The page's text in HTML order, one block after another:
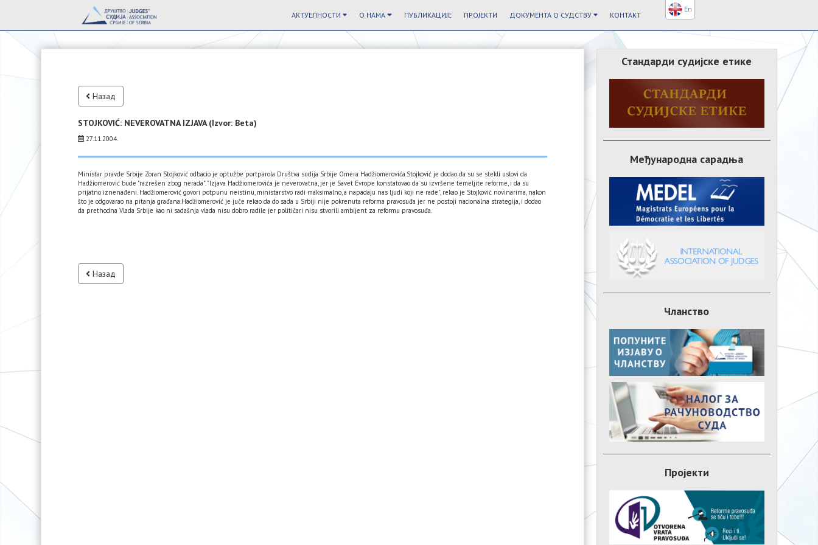
АКТУЕЛНОСТИ О НАМА ПУБЛИКАЦИЈЕ ПРОЈЕКТИ ДОКУМЕНТА О СУДСТВУ КОНТАКТ
Назад
STOJKOVIĆ: NEVEROVATNA IZJAVA (Izvor: Beta)
27.11.2004.
Ministar pravde Srbije Zoran Stojković odbacio je optužbe portparola Društva sudija Srbije Omera Hadžiomerovića.Stojković je dodao da su se stekli uslovi da
Hadžiomerović bude "razrešen zbog nerada". "Izjava Hadžiomerovića je neverovatna, jer je Savet Evrope konstatovao da su izvršene temeljite reforme, i da su
prijatno iznenađeni. Hadžiomerović govori potpunu neistinu, ministarstvo radi maksimalno, a napadaju nas ljudi koji ne rade", rekao je Stojković novinarima, nakon
što je odgovarao na pitanja građana.Hadžiomerović je juče rekao da do sada u Srbiji nije pokrenuta reforma pravosuđa jer ne postoji nacionalna strategija, i dodao
da prethodna Vlada Srbije kao ni sadašnja vlada nisu dobro radile jer političari nisu stvorili ambijent za reformu pravosuđa.
Назад
Стандарди судијске етике
Међународна сарадња
Чланство
Пројекти
En